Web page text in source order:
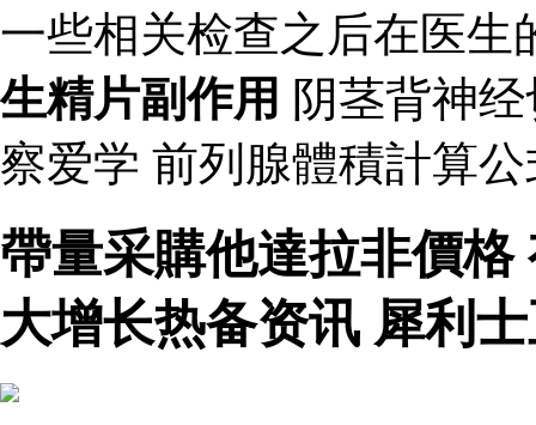
一些相关检查之后在医生
生精片副作用 阴茎背神
察爱学 前列腺體積計算
帶量采購他達拉非價
大增长热备资讯 犀利